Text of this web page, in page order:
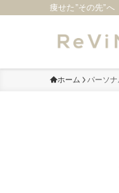
痩せた”その先”へ
ホーム パーソ